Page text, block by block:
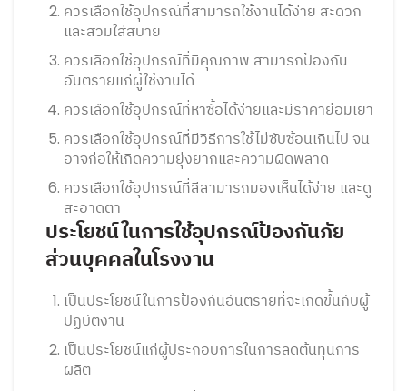
ควรเลือกใช้อุปกรณ์ที่สามารถใช้งานได้ง่าย สะดวก
และสวมใส่สบาย
ควรเลือกใช้อุปกรณ์ที่มีคุณภาพ สามารถป้องกัน
อันตรายแก่ผู้ใช้งานได้
ควรเลือกใช้อุปกรณ์ที่หาซื้อได้ง่ายและมีราคาย่อมเยา
ควรเลือกใช้อุปกรณ์ที่มีวิธีการใช้ไม่ซับซ้อนเกินไป จน
อาจก่อให้เกิดความยุ่งยากและความผิดพลาด
ควรเลือกใช้อุปกรณ์ที่สีสามารถมองเห็นได้ง่าย และดู
สะอาดตา
ประโยชน์ในการใช้อุปกรณ์ป้องกันภัย
ส่วนบุคคลในโรงงาน
เป็นประโยชน์ในการป้องกันอันตรายที่จะเกิดขึ้นกับผู้
ปฏิบัติงาน
เป็นประโยชน์แก่ผู้ประกอบการในการลดต้นทุนการ
ผลิต